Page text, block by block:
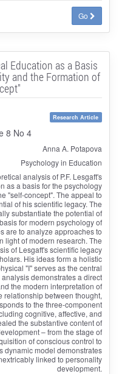
Go
Education as a Basis
and the Formation of
Research Article
8 No 4
Anna A. Potapova
Psychology in Education
analysis of P.F. Lesgaft's
as a basis for the psychology
"self-concept". The appeal to
of his scientific legacy. The
substantiate the potential of
for modern psychology of
are to analyze approaches to
light of modern research. The
of Lesgaft's scientific legacy
His ideas form a holistic
"I" serves as the central
demonstrates a direct
the modern interpretation of
relationship between thought,
to the three-component
cognitive, affective, and
the substantive content of
– from the stage of
of conscious control to
dynamic model demonstrates
linked to personality
development.